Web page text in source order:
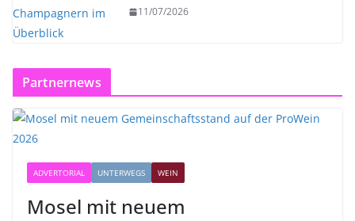
11/07/2026
Partnernews
ADVERTORIAL UNTERWEGS WEIN
Mosel mit neuem